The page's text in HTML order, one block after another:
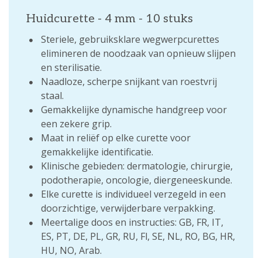
Huidcurette - 4 mm - 10 stuks
Steriele, gebruiksklare wegwerpcurettes
elimineren de noodzaak van opnieuw slijpen
en sterilisatie.
Naadloze, scherpe snijkant van roestvrij
staal.
Gemakkelijke dynamische handgreep voor
een zekere grip.
Maat in reliëf op elke curette voor
gemakkelijke identificatie.
Klinische gebieden: dermatologie, chirurgie,
podotherapie, oncologie, diergeneeskunde.
Elke curette is individueel verzegeld in een
doorzichtige, verwijderbare verpakking.
Meertalige doos en instructies: GB, FR, IT,
ES, PT, DE, PL, GR, RU, Fl, SE, NL, RO, BG, HR,
HU, NO, Arab.